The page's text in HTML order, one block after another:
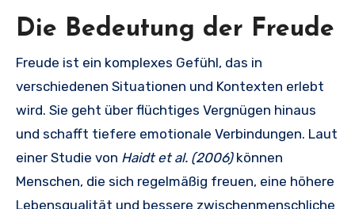
Die Bedeutung der Freude
Freude ist ein komplexes Gefühl, das in
verschiedenen Situationen und Kontexten erlebt
wird. Sie geht über flüchtiges Vergnügen hinaus
und schafft tiefere emotionale Verbindungen. Laut
einer Studie von Haidt et al. (2006)können
Menschen, die sich regelmäßig freuen, eine höhere
Lebensqualität und bessere zwischenmenschliche